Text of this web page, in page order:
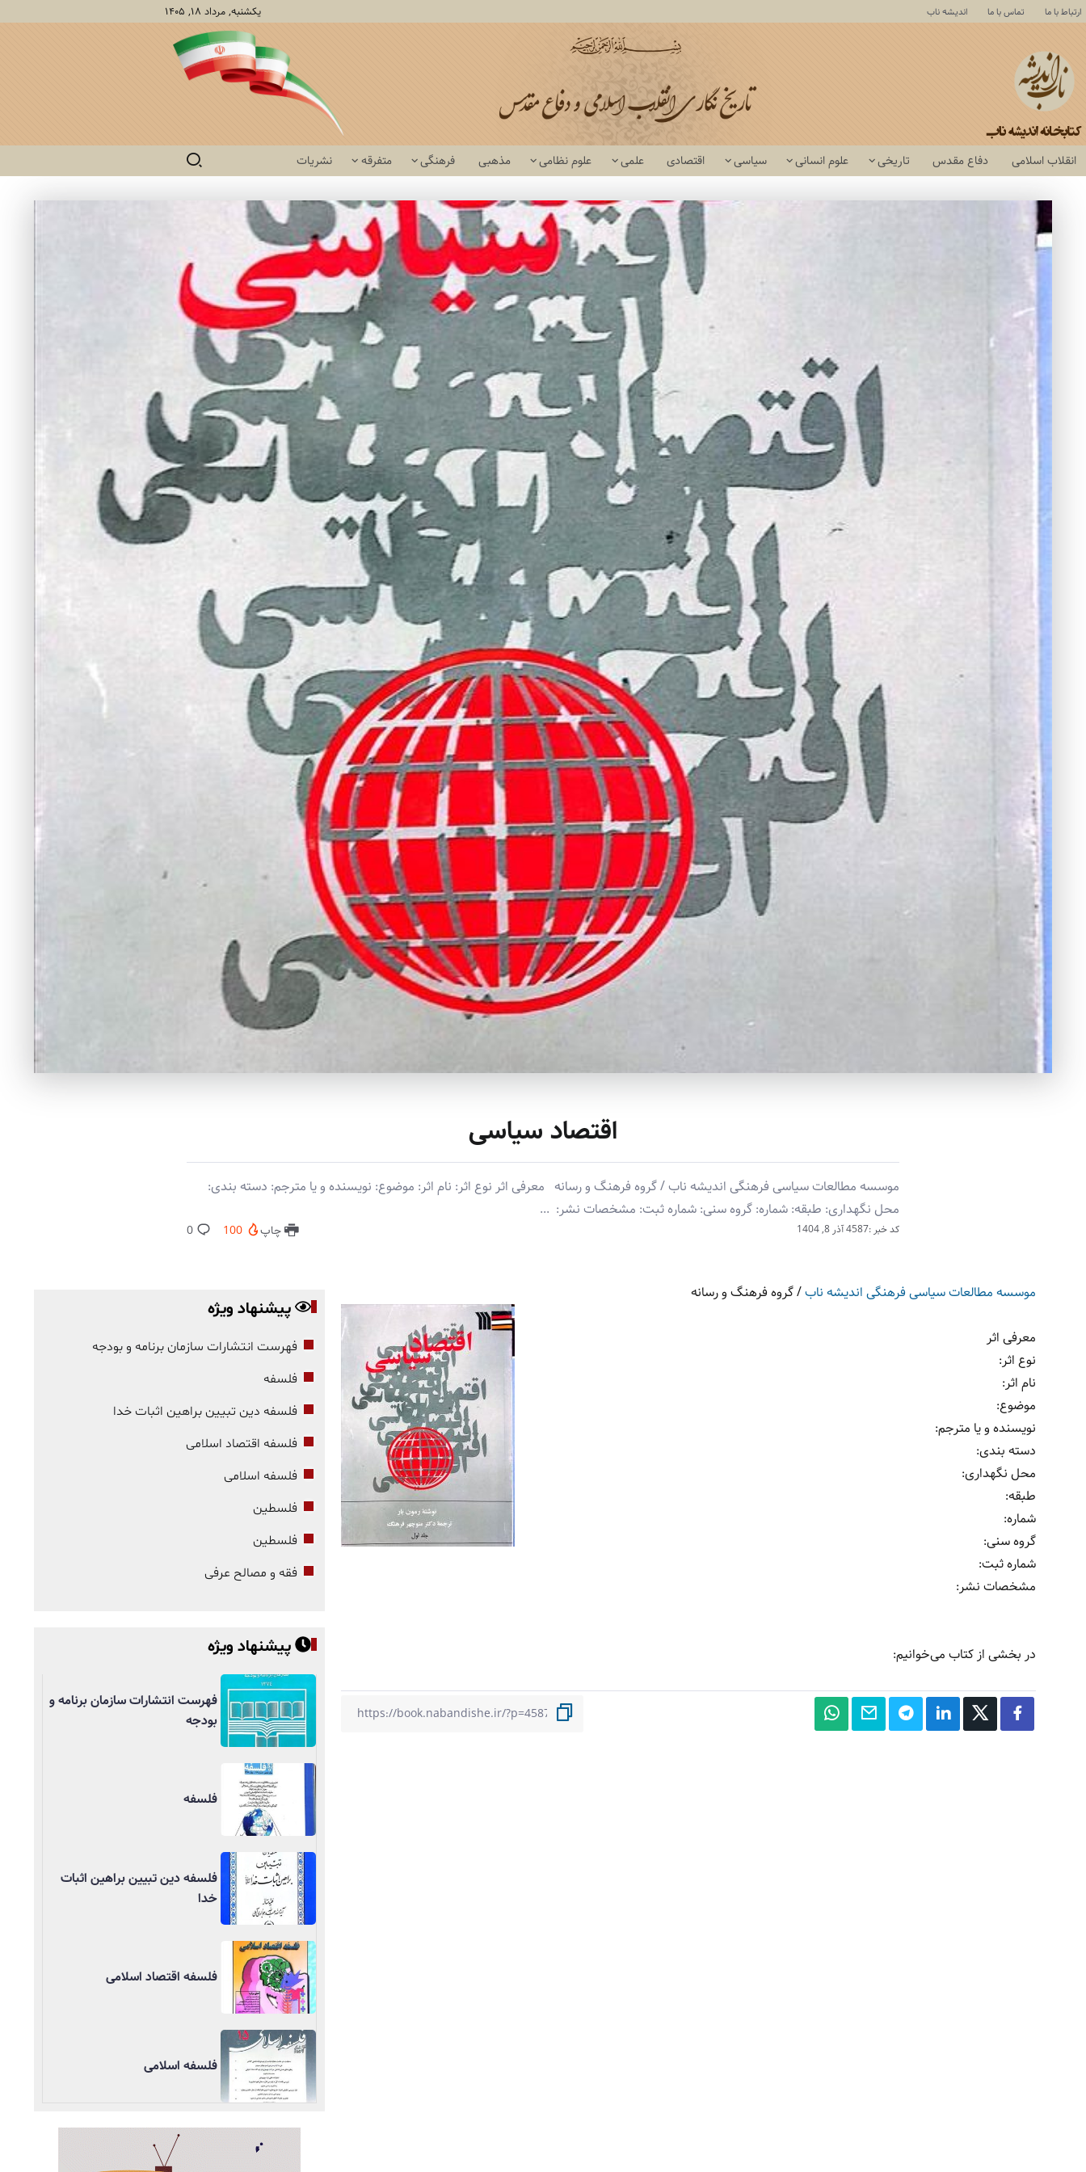
ارتباط با ما تماس با ما اندیشه ناب یکشنبه, مرداد ۱۸, ۱۴۰۵
انقلاب اسلامی دفاع مقدس تاریخی علوم انسانی سیاسی اقتصادی علمی علوم نظامی مذهبی فرهنگی متفرقه نشریات
اقتصاد سیاسی
موسسه مطالعات سیاسی فرهنگی اندیشه ناب / گروه فرهنگ و رسانه معرفی اثر نوع اثر: نام اثر: موضوع: نویسنده و یا مترجم: دسته بندی:
محل نگهداری: طبقه: شماره: گروه سنی: شماره ثبت: مشخصات نشر: ‏‫ ‏‬...
کد خبر :4587 آذر 8, 1404 چاپ 100
0
موسسه مطالعات سیاسی فرهنگی اندیشه ناب/گروه فرهنگ و رسانه
معرفی اثر
نوع اثر:
نام اثر:
موضوع:
نویسنده و یا مترجم:
دسته بندی:
محل نگهداری:
طبقه:
شماره:
گروه سنی:
شماره ثبت:
مشخصات نشر: ‏‫
در بخشی از کتاب می‌خوانیم:
پیشنهاد ویژه
فهرست انتشارات سازمان برنامه و بودجه
فلسفه
فلسفه دین تبیین براهین اثبات خدا
فلسفه اقتصاد اسلامی
فلسفه اسلامی
فلسطین
فلسطین
فقه و مصالح عرفی
پیشنهاد ویژه
فهرست انتشارات سازمان برنامه و
بودجه
فلسفه
فلسفه دین تبیین براهین اثبات
خدا
فلسفه اقتصاد اسلامی
فلسفه اسلامی